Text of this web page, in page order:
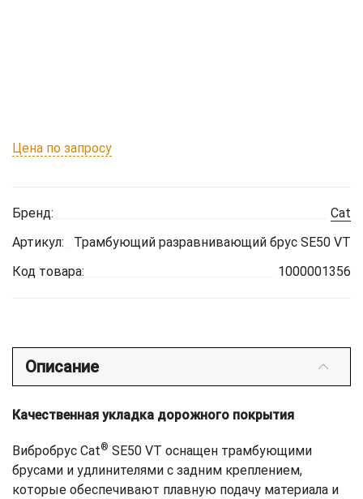
Цена по запросу
Бренд:
Cat
Артикул:
Трамбующий разравнивающий брус SE50 VT
Код товара:
1000001356
Описание
Качественная укладка дорожного покрытия
Вибробрус Cat® SE50 VT оснащен трамбующими
брусами и удлинителями с задним креплением,
которые обеспечивают плавную подачу материала и